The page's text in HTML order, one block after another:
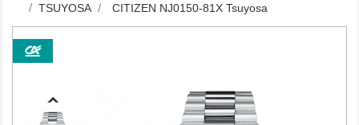
TSUYOSA
CITIZEN NJ0150-81X Tsuyosa